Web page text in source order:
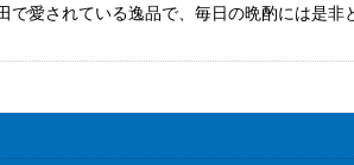
愛されている逸品で、毎日の晩酌には是非